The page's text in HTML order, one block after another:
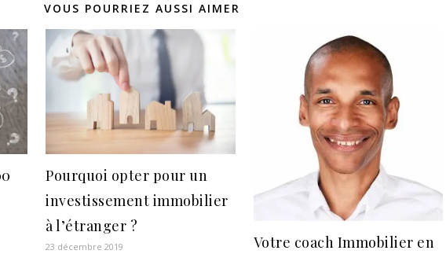
VOUS POURRIEZ AUSSI AIMER
Pourquoi opter pour un
investissement immobilier
à l’étranger ?
23 décembre 2019
Votre coach Immobilier en